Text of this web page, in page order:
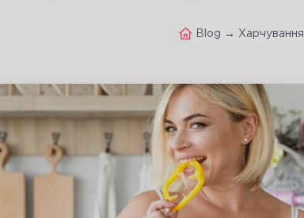
Blog → Харчування